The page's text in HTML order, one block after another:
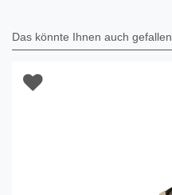
Das könnte Ihnen auch gefallen